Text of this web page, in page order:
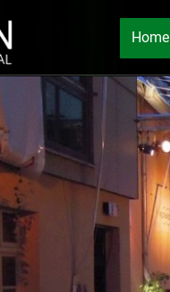
Home